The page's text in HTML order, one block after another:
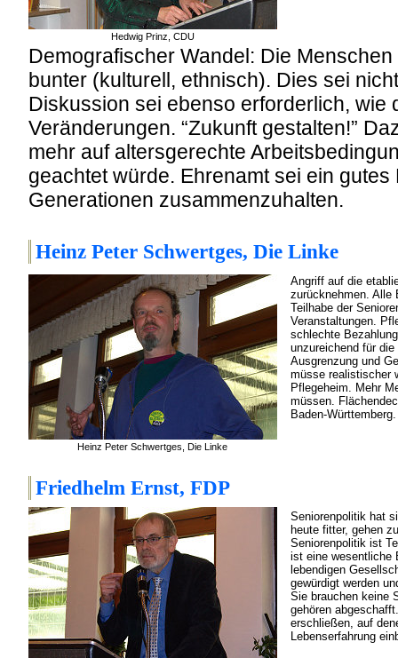
Hedwig Prinz, CDU
Demografischer Wandel: Die
bunter (kulturell, ethnisch). Dies sei
Diskussion sei ebenso erforderlich, wie
Veränderungen. “Zukunft gestalten!”
mehr auf altersgerechte
geachtet würde. Ehrenamt sei ein gutes
Generationen zusammenzuhalten.
Heinz Peter Schwertges, Die Linke
Heinz Peter Schwertges, Die Linke
Angriff auf die
zurücknehmen. Alle
Teilhabe der
Veranstaltungen.
schlechte
unzureichend für
Ausgrenzung und
müsse realistischer
Pflegeheim. Mehr
müssen.
Baden-Württemberg.
Friedhelm Ernst, FDP
Seniorenpolitik hat
heute fitter, gehen
Seniorenpolitik ist
ist eine wesentliche
lebendigen
gewürdigt werden
Sie brauchen keine
gehören
erschließen, auf
Lebenserfahrung